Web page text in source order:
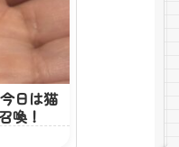
日は猫
喚！